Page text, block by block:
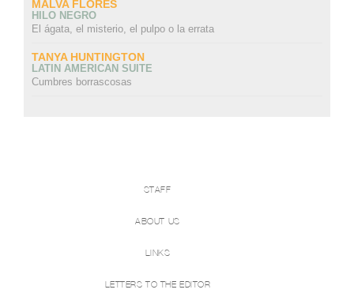
MALVA FLORES
HILO NEGRO
El ágata, el misterio, el pulpo o la errata
TANYA HUNTINGTON
LATIN AMERICAN SUITE
Cumbres borrascosas
STAFF
ABOUT US
LINKS
LETTERS TO THE EDITOR